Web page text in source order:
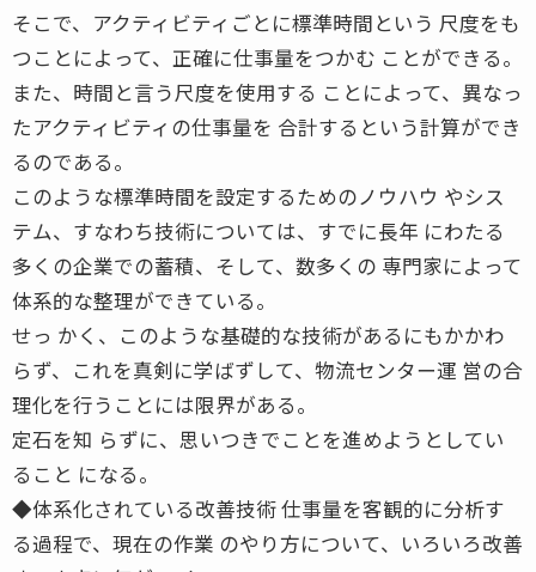
そこで、アクティビティごとに標準時間という 尺度をも
つことによって、正確に仕事量をつかむ ことができる。
また、時間と言う尺度を使用する ことによって、異なっ
たアクティビティの仕事量を 合計するという計算ができ
るのである。
このような標準時間を設定するためのノウハウ やシス
テム、すなわち技術については、すでに長年 にわたる
多くの企業での蓄積、そして、数多くの 専門家によって
体系的な整理ができている。
せっ かく、このような基礎的な技術があるにもかかわ
らず、これを真剣に学ばずして、物流センター運 営の合
理化を行うことには限界がある。
定石を知 らずに、思いつきでことを進めようとしてい
ること になる。
◆体系化されている改善技術 仕事量を客観的に分析す
る過程で、現在の作業 のやり方について、いろいろ改善